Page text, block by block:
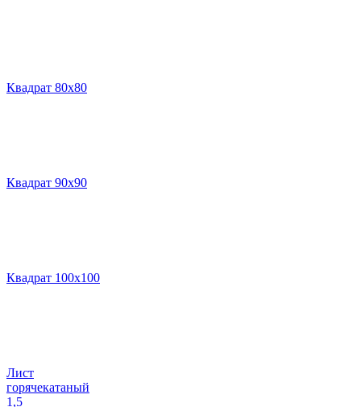
Квадрат 80х80
Квадрат 90х90
Квадрат 100х100
Лист
горячекатаный
1,5